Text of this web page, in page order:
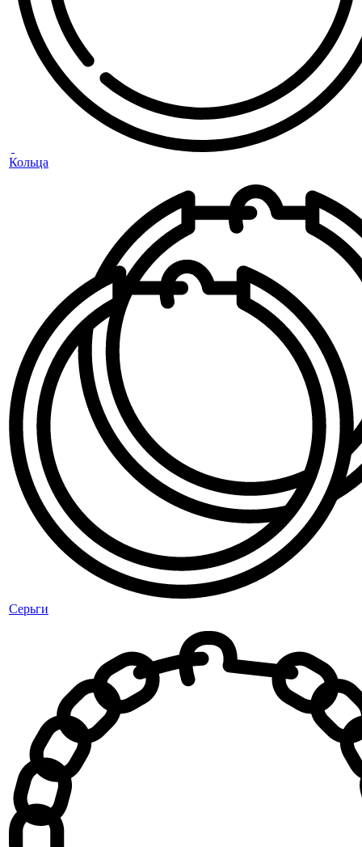
Кольца
Серьги